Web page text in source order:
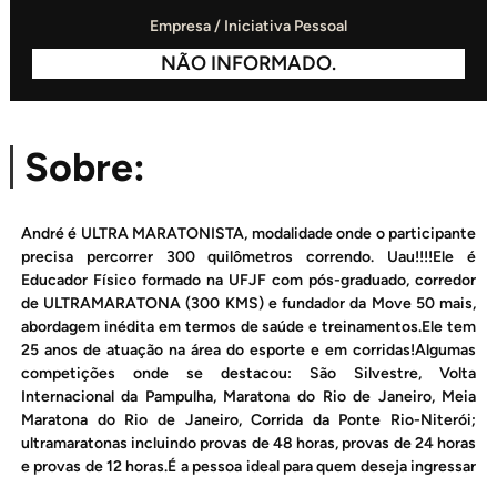
Empresa / Iniciativa Pessoal
NÃO INFORMADO.
Sobre:
André é ULTRA MARATONISTA, modalidade onde o participante
precisa percorrer 300 quilômetros correndo. Uau!!!!Ele é
Educador Físico formado na UFJF com pós-graduado, corredor
de ULTRAMARATONA (300 KMS) e fundador da Move 50 mais,
abordagem inédita em termos de saúde e treinamentos.Ele tem
25 anos de atuação na área do esporte e em corridas!Algumas
competições onde se destacou: São Silvestre, Volta
Internacional da Pampulha, Maratona do Rio de Janeiro, Meia
Maratona do Rio de Janeiro, Corrida da Ponte Rio-Niterói;
ultramaratonas incluindo provas de 48 horas, provas de 24 horas
e provas de 12 horas.É a pessoa ideal para quem deseja ingressar